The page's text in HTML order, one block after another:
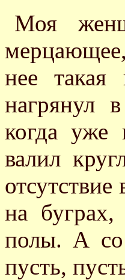
Моя
нее такая
нагрянул
когда уже
валил
на
полы. А со
пусть,